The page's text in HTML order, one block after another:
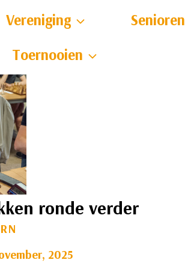
Vereniging Senioren
Toernooien
ronde verder
2025